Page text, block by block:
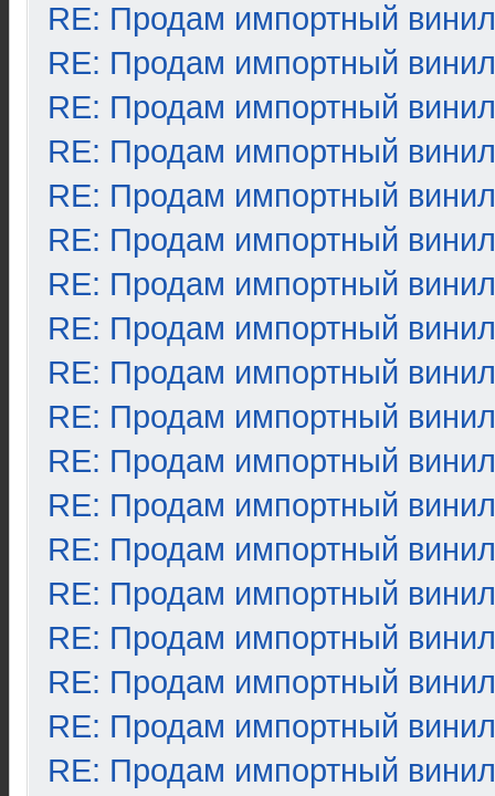
RE: Продам импортный винил
RE: Продам импортный винил
RE: Продам импортный винил
RE: Продам импортный винил
RE: Продам импортный винил
RE: Продам импортный винил
RE: Продам импортный винил
RE: Продам импортный винил
RE: Продам импортный винил
RE: Продам импортный винил
RE: Продам импортный винил
RE: Продам импортный винил
RE: Продам импортный винил
RE: Продам импортный винил
RE: Продам импортный винил
RE: Продам импортный винил
RE: Продам импортный винил
RE: Продам импортный винил